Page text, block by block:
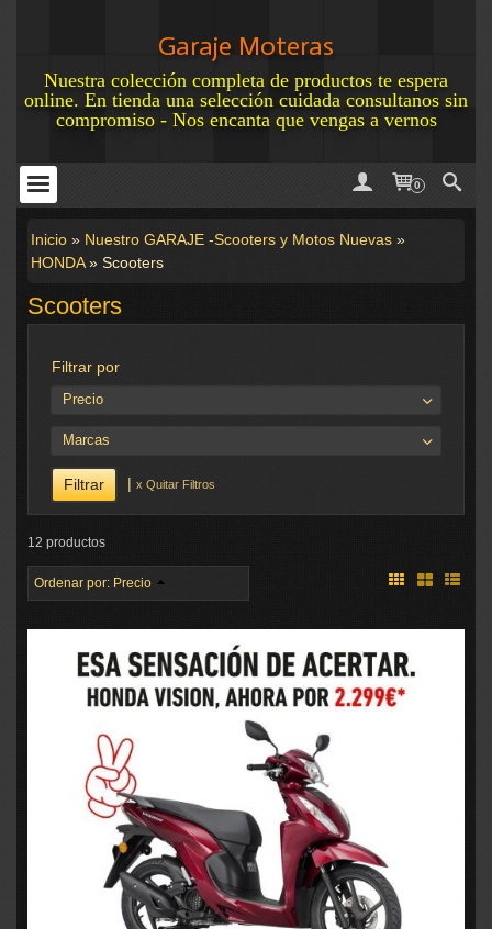
Garaje Moteras
Nuestra colección completa de productos te espera
online. En tienda una selección cuidada consultanos sin
compromiso - Nos encanta que vengas a vernos
0
Inicio » Nuestro GARAJE -Scooters y Motos Nuevas »
HONDA» Scooters
Scooters
Filtrar por
Precio
Marcas
| x Quitar Filtros
12 productos
Ordenar por: Precio